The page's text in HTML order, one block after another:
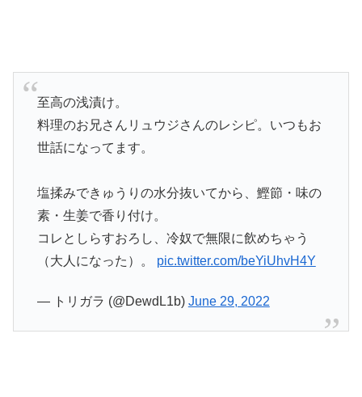
至高の浅漬け。
料理のお兄さんリュウジさんのレシピ。いつもお
世話になってます。
塩揉みできゅうりの水分抜いてから、鰹節・味の
素・生姜で香り付け。
コレとしらすおろし、冷奴で無限に飲めちゃう
（大人になった）。 pic.twitter.com/beYiUhvH4Y
— トリガラ (@DewdL1b) June 29, 2022